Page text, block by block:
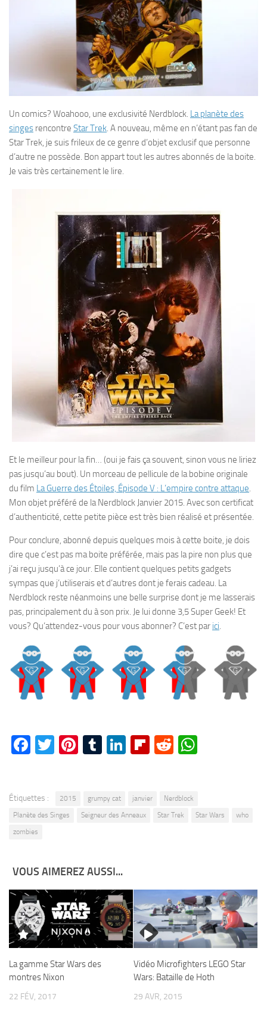
Un comics? Woahooo, une exclusivité Nerdblock. La planète des
singes rencontre Star Trek. A nouveau, même en n’étant pas fan de
Star Trek, je suis frileux de ce genre d’objet exclusif que personne
d’autre ne possède. Bon appart tout les autres abonnés de la boite.
Je vais très certainement le lire.
Et le meilleur pour la fin… (oui je fais ça souvent, sinon vous ne liriez
pas jusqu’au bout). Un morceau de pellicule de la bobine originale
du film La Guerre des Étoiles, Épisode V : L’empire contre attaque.
Mon objet préféré de la Nerdblock Janvier 2015. Avec son certificat
d’authenticité, cette petite pièce est très bien réalisé et présentée.
Pour conclure, abonné depuis quelques mois à cette boite, je dois
dire que c’est pas ma boite préférée, mais pas la pire non plus que
j’ai reçu jusqu’à ce jour. Elle contient quelques petits gadgets
sympas que j’utiliserais et d’autres dont je ferais cadeau. La
Nerdblock reste néanmoins une belle surprise dont je me lasserais
pas, principalement du à son prix. Je lui donne 3,5 Super Geek! Et
vous? Qu’attendez-vous pour vous abonner? C’est par ici.
Facebook
Twitter
Pinterest
Tumblr
LinkedIn
Flipboard
Reddit
Étiquettes : 2015 grumpy cat janvier
Nerdblock
Planète des Singes
Seigneur des Anneaux Star Trek Star Wars
who
zombies
VOUS AIMEREZ AUSSI...
La gamme Star Wars des
montres Nixon
22 FÉV, 2017
Vidéo Microfighters LEGO Star
Wars: Bataille de Hoth
29 AVR, 2015